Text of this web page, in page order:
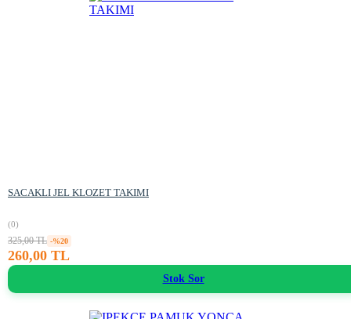
SACAKLI JEL KLOZET TAKIMI
(0)
325,00 TL -%20
260,00 TL
Stok Sor